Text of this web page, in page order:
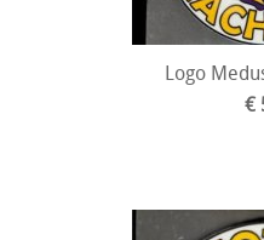
Logo
€